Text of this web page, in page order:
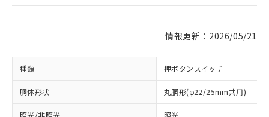
情報更新：2026/05/21
種類 押ボタンスイッチ
胴体形状 丸胴形(φ22/25mm共用)
照光/非照光 照光